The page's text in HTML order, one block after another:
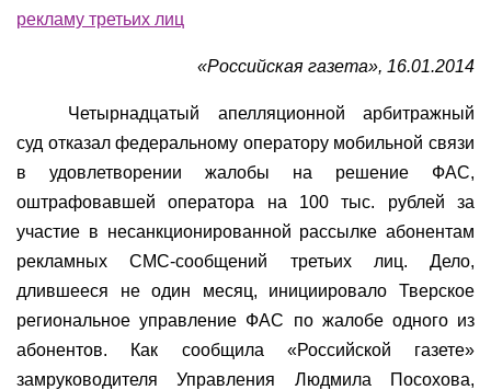
рекламу третьих лиц
«Российская газета», 16.01.2014
Четырнадцатый апелляционной арбитражный
суд отказал федеральному оператору мобильной связи
в удовлетворении жалобы на решение ФАС,
оштрафовавшей оператора на 100 тыс. рублей за
участие в несанкционированной рассылке абонентам
рекламных СМС-сообщений третьих лиц. Дело,
длившееся не один месяц, инициировало Тверское
региональное управление ФАС по жалобе одного из
абонентов. Как сообщила «Российской газете»
замруководителя Управления Людмила Посохова,